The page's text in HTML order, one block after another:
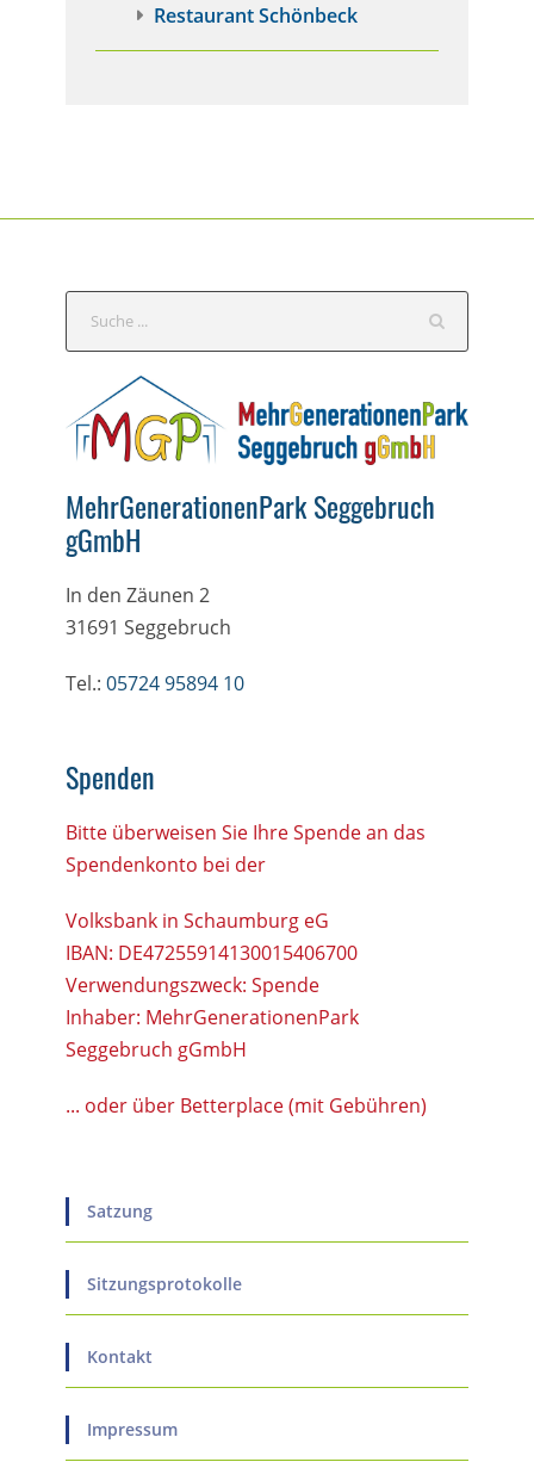
Restaurant Schönbeck
c
MehrGenerationenPark Seggebruch
gGmbH
In den Zäunen 2
31691 Seggebruch
Tel.: 05724 95894 10
Spenden
Bitte überweisen Sie Ihre Spende an das
Spendenkonto bei der
Volksbank in Schaumburg eG
IBAN: DE47255914130015406700
Verwendungszweck: Spende
Inhaber: MehrGenerationenPark
Seggebruch gGmbH
... oder über Betterplace (mit Gebühren)
Satzung
Sitzungsprotokolle
Kontakt
Impressum